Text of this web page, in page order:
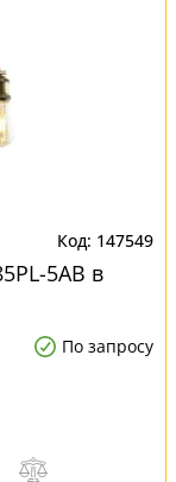
147549
5AB в
По запросу